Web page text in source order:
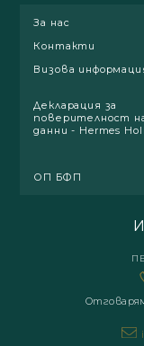
За нас
Контакти
Визова
Декларация за
поверителност
данни - Hermes
ОП БФП